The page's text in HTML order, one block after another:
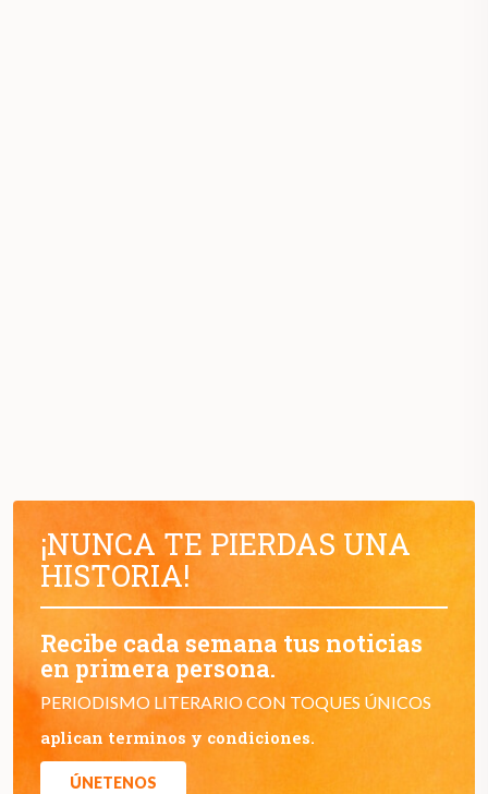
¡NUNCA TE PIERDAS UNA
HISTORIA!
Recibe cada semana tus noticias
en primera persona.
PERIODISMO LITERARIO CON TOQUES ÚNICOS
aplican terminos y condiciones.
ÚNETENOS